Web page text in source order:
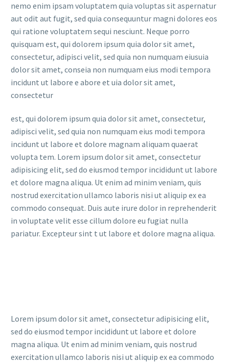
nemo enim ipsam voluptatem quia voluptas sit aspernatur
aut odit aut fugit, sed quia consequuntur magni dolores eos
qui ratione voluptatem sequi nesciunt. Neque porro
quisquam est, qui dolorem ipsum quia dolor sit amet,
consectetur, adipisci velit, sed quia non numquam eiusuia
dolor sit amet, conseia non numquam eius modi tempora
incidunt ut labore e abore et uia dolor sit amet,
consectetur
est, qui dolorem ipsum quia dolor sit amet, consectetur,
adipisci velit, sed quia non numquam eius modi tempora
incidunt ut labore et dolore magnam aliquam quaerat
volupta tem. Lorem ipsum dolor sit amet, consectetur
adipisicing elit, sed do eiusmod tempor incididunt ut labore
et dolore magna aliqua. Ut enim ad minim veniam, quis
nostrud exercitation ullamco laboris nisi ut aliquip ex ea
commodo consequat. Duis aute irure dolor in reprehenderit
in voluptate velit esse cillum dolore eu fugiat nulla
pariatur. Excepteur sint t ut labore et dolore magna aliqua.
Lorem ipsum dolor sit amet, consectetur adipisicing elit,
sed do eiusmod tempor incididunt ut labore et dolore
magna aliqua. Ut enim ad minim veniam, quis nostrud
exercitation ullamco laboris nisi ut aliquip ex ea commodo